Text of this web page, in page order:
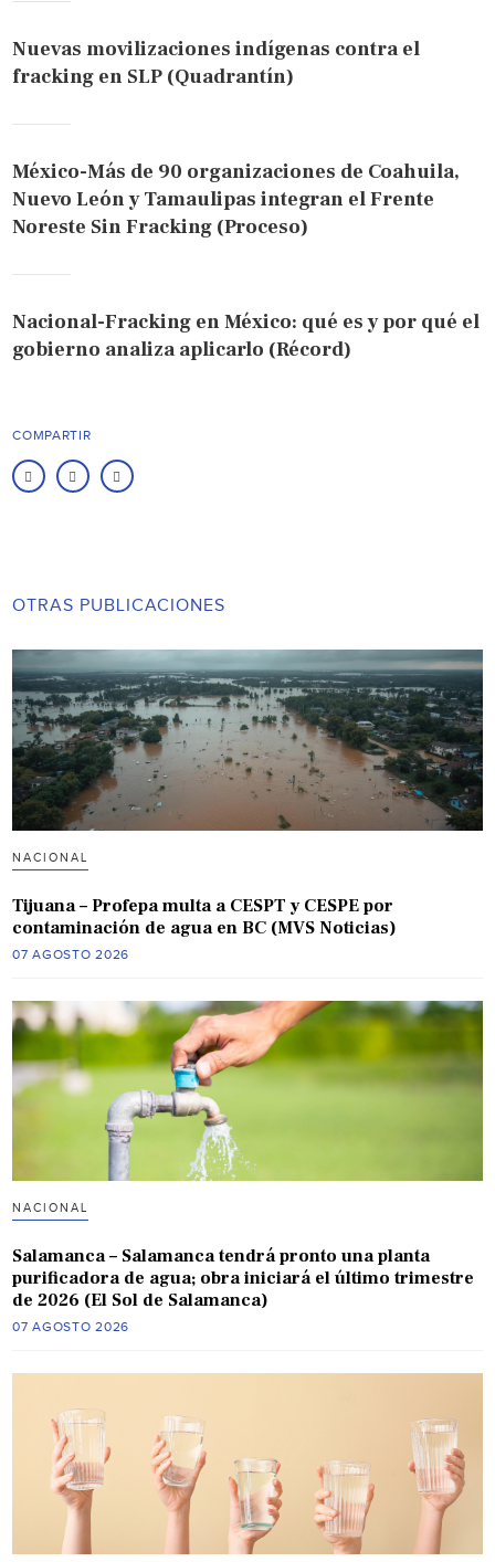
Nuevas movilizaciones indígenas contra el
fracking en SLP (Quadrantín)
México-Más de 90 organizaciones de Coahuila,
Nuevo León y Tamaulipas integran el Frente
Noreste Sin Fracking (Proceso)
Nacional-Fracking en México: qué es y por qué el
gobierno analiza aplicarlo (Récord)
COMPARTIR
OTRAS PUBLICACIONES
NACIONAL
Tijuana – Profepa multa a CESPT y CESPE por
contaminación de agua en BC (MVS Noticias)
07 AGOSTO 2026
NACIONAL
Salamanca – Salamanca tendrá pronto una planta
purificadora de agua; obra iniciará el último trimestre
de 2026 (El Sol de Salamanca)
07 AGOSTO 2026